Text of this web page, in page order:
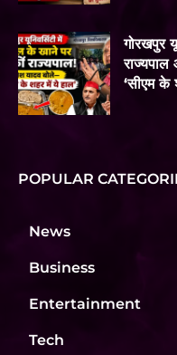
गोरखपुर
‘सीएम के
POPULAR
News
Business
Entertainment
Tech